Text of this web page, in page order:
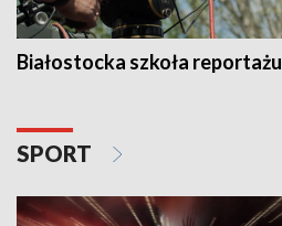
Białostocka szkoła reportażu
SPORT